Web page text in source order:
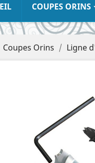
COUPES ORINS
Coupes Orins Ligne